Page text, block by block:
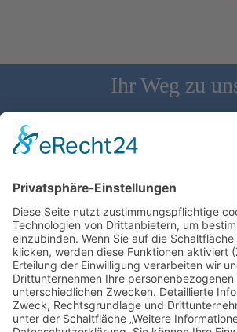
Ihr Weg zu
Schloss Bürgeln, 79418 Schliengen |
Mail:
Wir benötigen Ihre
Google Maps-Service zu
Wir verwenden einen
Drittanbieters, um Karteninhalte
Dieser Service kann Daten zu
sammeln. Bitte lesen Sie die
stimmen Sie der Nutzung des